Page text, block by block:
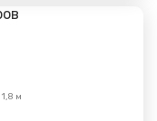
1,8 м